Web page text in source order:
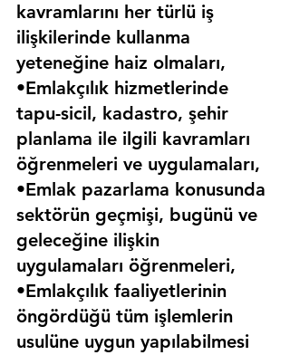
kavramlarını her türlü iş
ilişkilerinde kullanma
yeteneğine haiz olmaları,
•Emlakçılık hizmetlerinde
tapu-sicil, kadastro, şehir
planlama ile ilgili kavramları
öğrenmeleri ve uygulamaları,
•Emlak pazarlama konusunda
sektörün geçmişi, bugünü ve
geleceğine ilişkin
uygulamaları öğrenmeleri,
•Emlakçılık faaliyetlerinin
öngördüğü tüm işlemlerin
usulüne uygun yapılabilmesi